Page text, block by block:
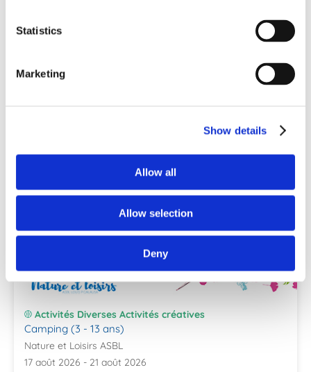
Statistics
Marketing
Show details
Allow all
Allow selection
Deny
Activités Diverses Activités créatives
Camping (3 - 13 ans)
Nature et Loisirs ASBL
17 août 2026 - 21 août 2026